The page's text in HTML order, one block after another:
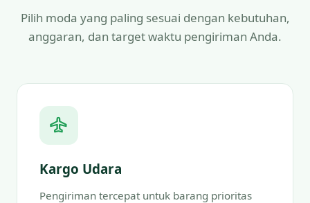
Pilih moda yang paling sesuai dengan kebutuhan,
anggaran, dan target waktu pengiriman Anda.
Kargo Udara
Pengiriman tercepat untuk barang prioritas